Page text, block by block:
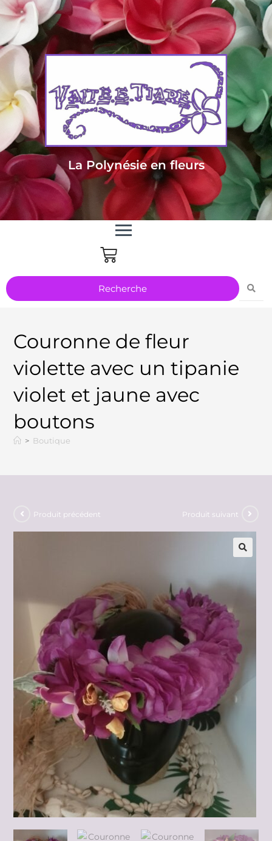
Livraison sous 24/48h en Métropole - Frais de livraison offert dès 85
euros d'achat en Métropole, dès 150 euros pour le reste du monde
La Polynésie en fleurs
Couronne de fleur
violette avec un tipanie
violet et jaune avec
boutons
> Boutique
Produit précédent Produit suivant